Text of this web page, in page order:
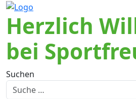
Herzlich
bei
Suchen